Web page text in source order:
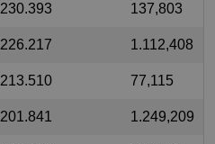
230.393 137,803
226.217 1.112,408
213.510 77,115
201.841 1.249,209